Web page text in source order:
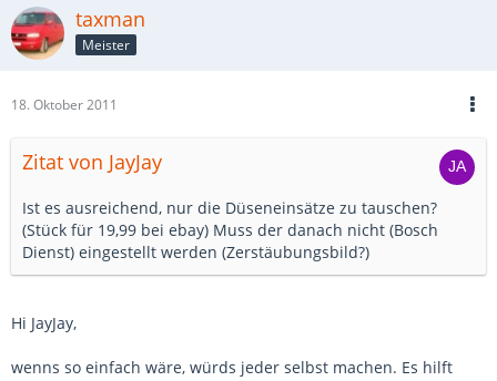
taxman
Meister
18. Oktober 2011
Zitat von JayJay
Ist es ausreichend, nur die Düseneinsätze zu tauschen?
(Stück für 19,99 bei ebay) Muss der danach nicht (Bosch
Dienst) eingestellt werden (Zerstäubungsbild?)
Hi JayJay,
wenns so einfach wäre, würds jeder selbst machen. Es hilft